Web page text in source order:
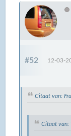
#52 12-03-
Citaat van:
Citaat van: